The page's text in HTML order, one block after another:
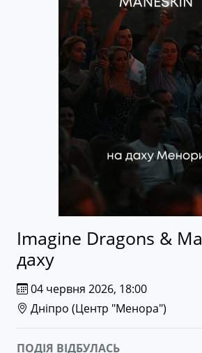
Imagine Dragons &
даху
04 червня 2026, 18:00
Дніпро (Центр "Менора")
ПОДІЯ ВІДБУЛАСЬ